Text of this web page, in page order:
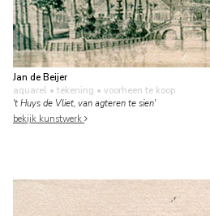
Jan de Beijer
aquarel • tekening • voorheen te koop
't Huys de Vliet, van agteren te sien'
bekijk kunstwerk